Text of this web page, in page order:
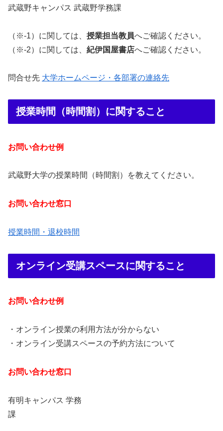
武蔵野キャンパス 武蔵野学務課
（※‐1）に関しては、 授業担当教員へご確認ください。
（※‐2）に関しては、 紀伊国屋書店へご確認ください。
問合せ先 大学ホームページ・各部署の連絡先
授業時間（時間割）に関すること
お問い合わせ例
武蔵野大学の授業時間（時間割）を教えてください。
お問い合わせ窓口
授業時間・退校時間
オンライン受講スペースに関すること
お問い合わせ例
・オンライン授業の利用方法が分からない
・オンライン受講スペースの予約方法について
お問い合わせ窓口
有明キャンパス 学務
課